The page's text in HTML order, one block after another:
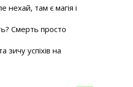
нехай, там є магія і
Смерть просто
успіхів на